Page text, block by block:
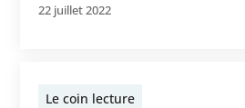
22 juillet 2022
Le coin lecture